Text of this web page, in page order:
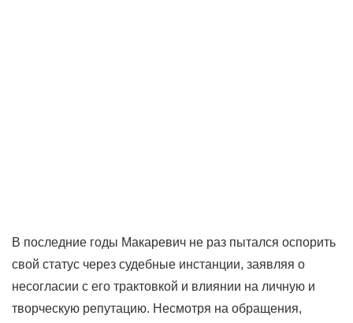
В последние годы Макаревич не раз пытался оспорить
свой статус через судебные инстанции, заявляя о
несогласии с его трактовкой и влиянии на личную и
творческую репутацию. Несмотря на обращения,